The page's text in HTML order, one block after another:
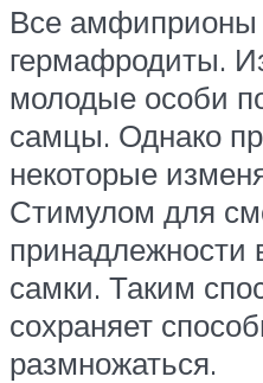
Все амфиприоны
гермафродиты.
молодые особи
самцы. Однако
некоторые
Стимулом для
принадлежности
самки. Таким
сохраняет
размножаться.